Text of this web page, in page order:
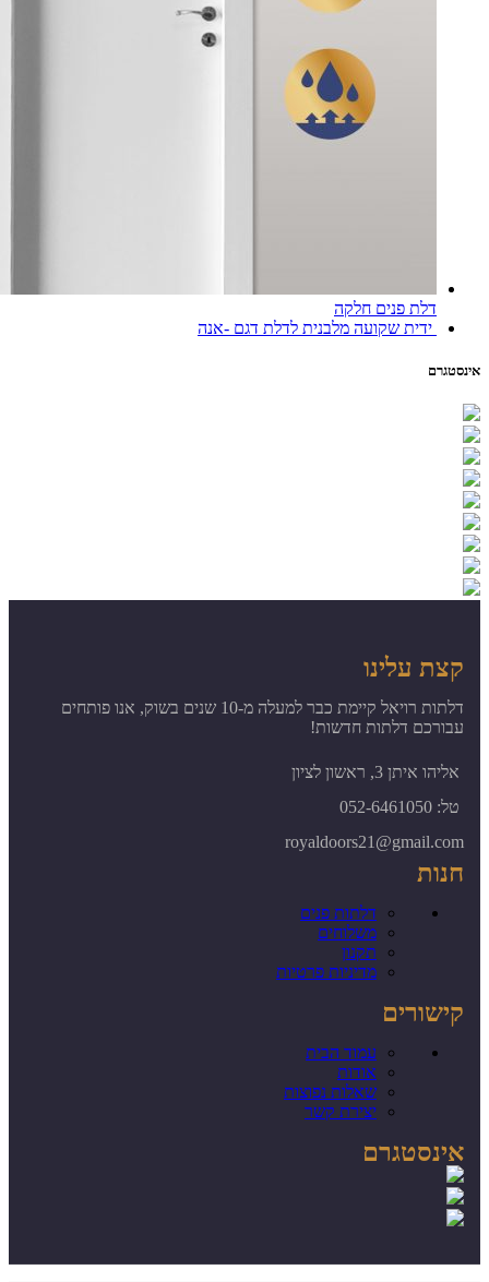
דלת פנים חלקה
ידית שקועה מלבנית לדלת דגם -אנה
אינסטגרם
קצת עלינו
דלתות רויאל קיימת כבר למעלה מ-10 שנים בשוק, אנו פותחים
עבורכם דלתות חדשות!
אליהו איתן 3, ראשון לציון
טל: 052-6461050
royaldoors21@gmail.com
חנות
דלתות פנים
משלוחים
תקנון
מדיניות פרטיות
קישורים
עמוד הבית
אודות
שאלות נפוצות
יצירת קשר
אינסטגרם